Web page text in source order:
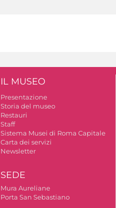
IL MUSEO
Presentazione
Storia del museo
Restauri
Staff
Sistema Musei di Roma Capitale
Carta dei servizi
Newsletter
SEDE
Mura Aureliane
Porta San Sebastiano